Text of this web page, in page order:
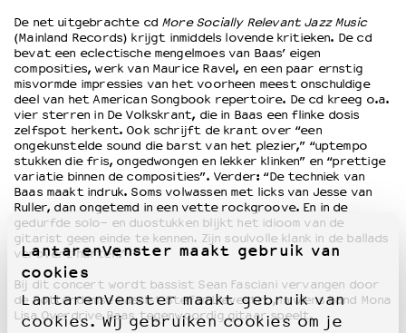
LantarenVenster maakt gebruik van
cookies
LantarenVenster maakt gebruik van
cookies. Wij gebruiken cookies om je
De net uitgebrachte cd More Socially Relevant Jazz Music
(Mainland Records) krijgt inmiddels lovende kritieken. De cd
bevat een eclectische mengelmoes van Baas’ eigen
composities, werk van Maurice Ravel, en een paar ernstig
misvormde impressies van het voorheen meest onschuldige
deel van het American Songbook repertoire. De cd kreeg o.a.
vier sterren in De Volkskrant, die in Baas een flinke dosis
zelfspot herkent. Ook schrijft de krant over “een
ongekunstelde sound die barst van het plezier,” “uptempo
stukken die fris, ongedwongen en lekker klinken” en “prettige
variatie binnen de composities”. Verder: “De techniek van
Baas maakt indruk. Soms volwassen met licks van Jesse van
Ruller, dan ongetemd in een vette rockgroove. En in de
gedurfde solo- en duostukken blijkt het idioom van de
gitarist geen einde te kennen. Zijn soulvolle klank in de ballads
verovert harten.”
Bij dit concert wordt bassist Sean Fasciani vervangen door
de Rotterdamse bassist Stefan Lievestro, in wiens band Mona
Lisa Overdrive Baas tegenwoordig gitaar speelt.